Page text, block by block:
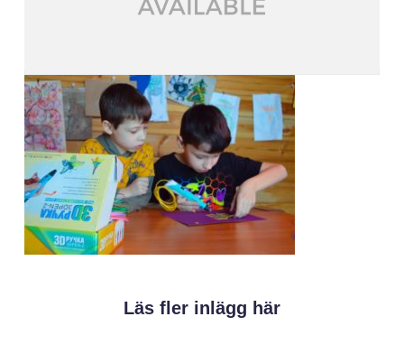
Läs fler inlägg här